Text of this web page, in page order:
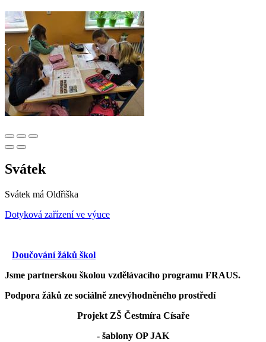
Svátek
Svátek má Oldřiška
Dotyková zařízení ve výuce
Doučování žáků škol
Jsme partnerskou školou vzdělávacího programu FRAUS.
Podpora žáků ze sociálně znevýhodněného prostředí
Projekt ZŠ Čestmíra Císaře
- šablony OP JAK